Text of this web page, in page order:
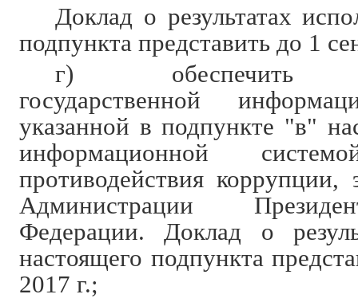
Доклад о результатах
подпункта представить до 1
г) обеспечить
государственной
указанной в подпункте "в"
информационной
противодействия коррупции,
Администрации
Федерации. Доклад о
настоящего подпункта
2017 г.;